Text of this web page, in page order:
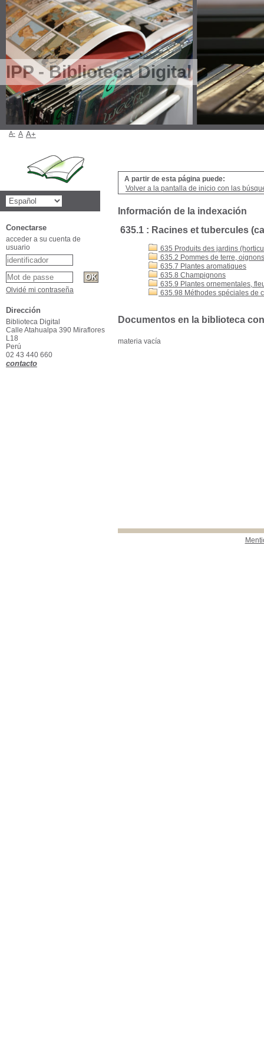
IPP - Biblioteca Digital
A partir de esta página puede:
Volver a la pantalla de inicio con las
Información de la indexación
635.1 : Racines et tubercules
635 Produits des jardins
635.2 Pommes de terre, oignons
635.7 Plantes aromatiques
635.8 Champignons
635.9 Plantes ornementales,
635.98 Méthodes spéciales de
Documentos en la biblioteca
materia vacía
A- A A+
Conectarse
acceder a su cuenta de
usuario
Olvidé mi contraseña
Dirección
Biblioteca Digital
Calle Atahualpa 390 Miraflores
L18
Perú
02 43 440 660
contacto